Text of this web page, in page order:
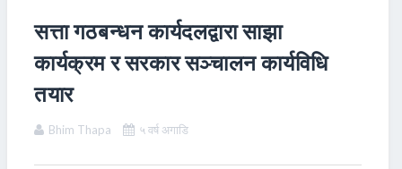
सत्ता गठबन्धन कार्यदलद्वारा साझा
कार्यक्रम र सरकार सञ्चालन कार्यविधि
तयार
Bhim Thapa ५ वर्ष अगाडि